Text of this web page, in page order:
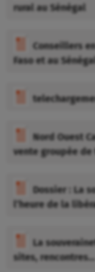
rural au Sénégal
Conseillers
Faso et au Sénégal
Nord Ouest
vente groupée
Dossier : La
l’heure de la
La
sites, rencontres…